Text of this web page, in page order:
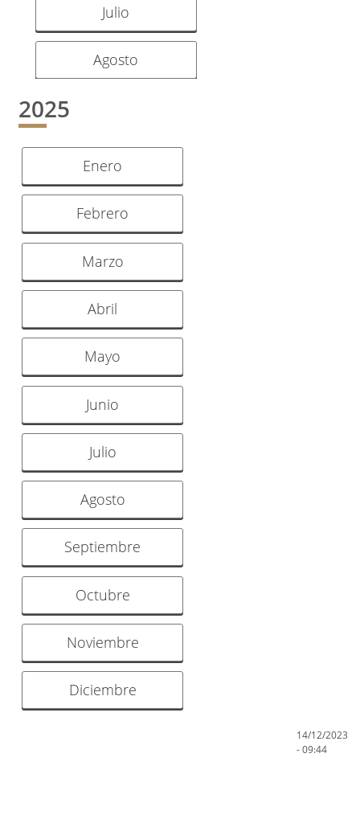
Julio
Agosto
2025
Enero
Febrero
Marzo
Abril
Mayo
Junio
Julio
Agosto
Septiembre
Octubre
Noviembre
Diciembre
14/12/2023
- 09:44